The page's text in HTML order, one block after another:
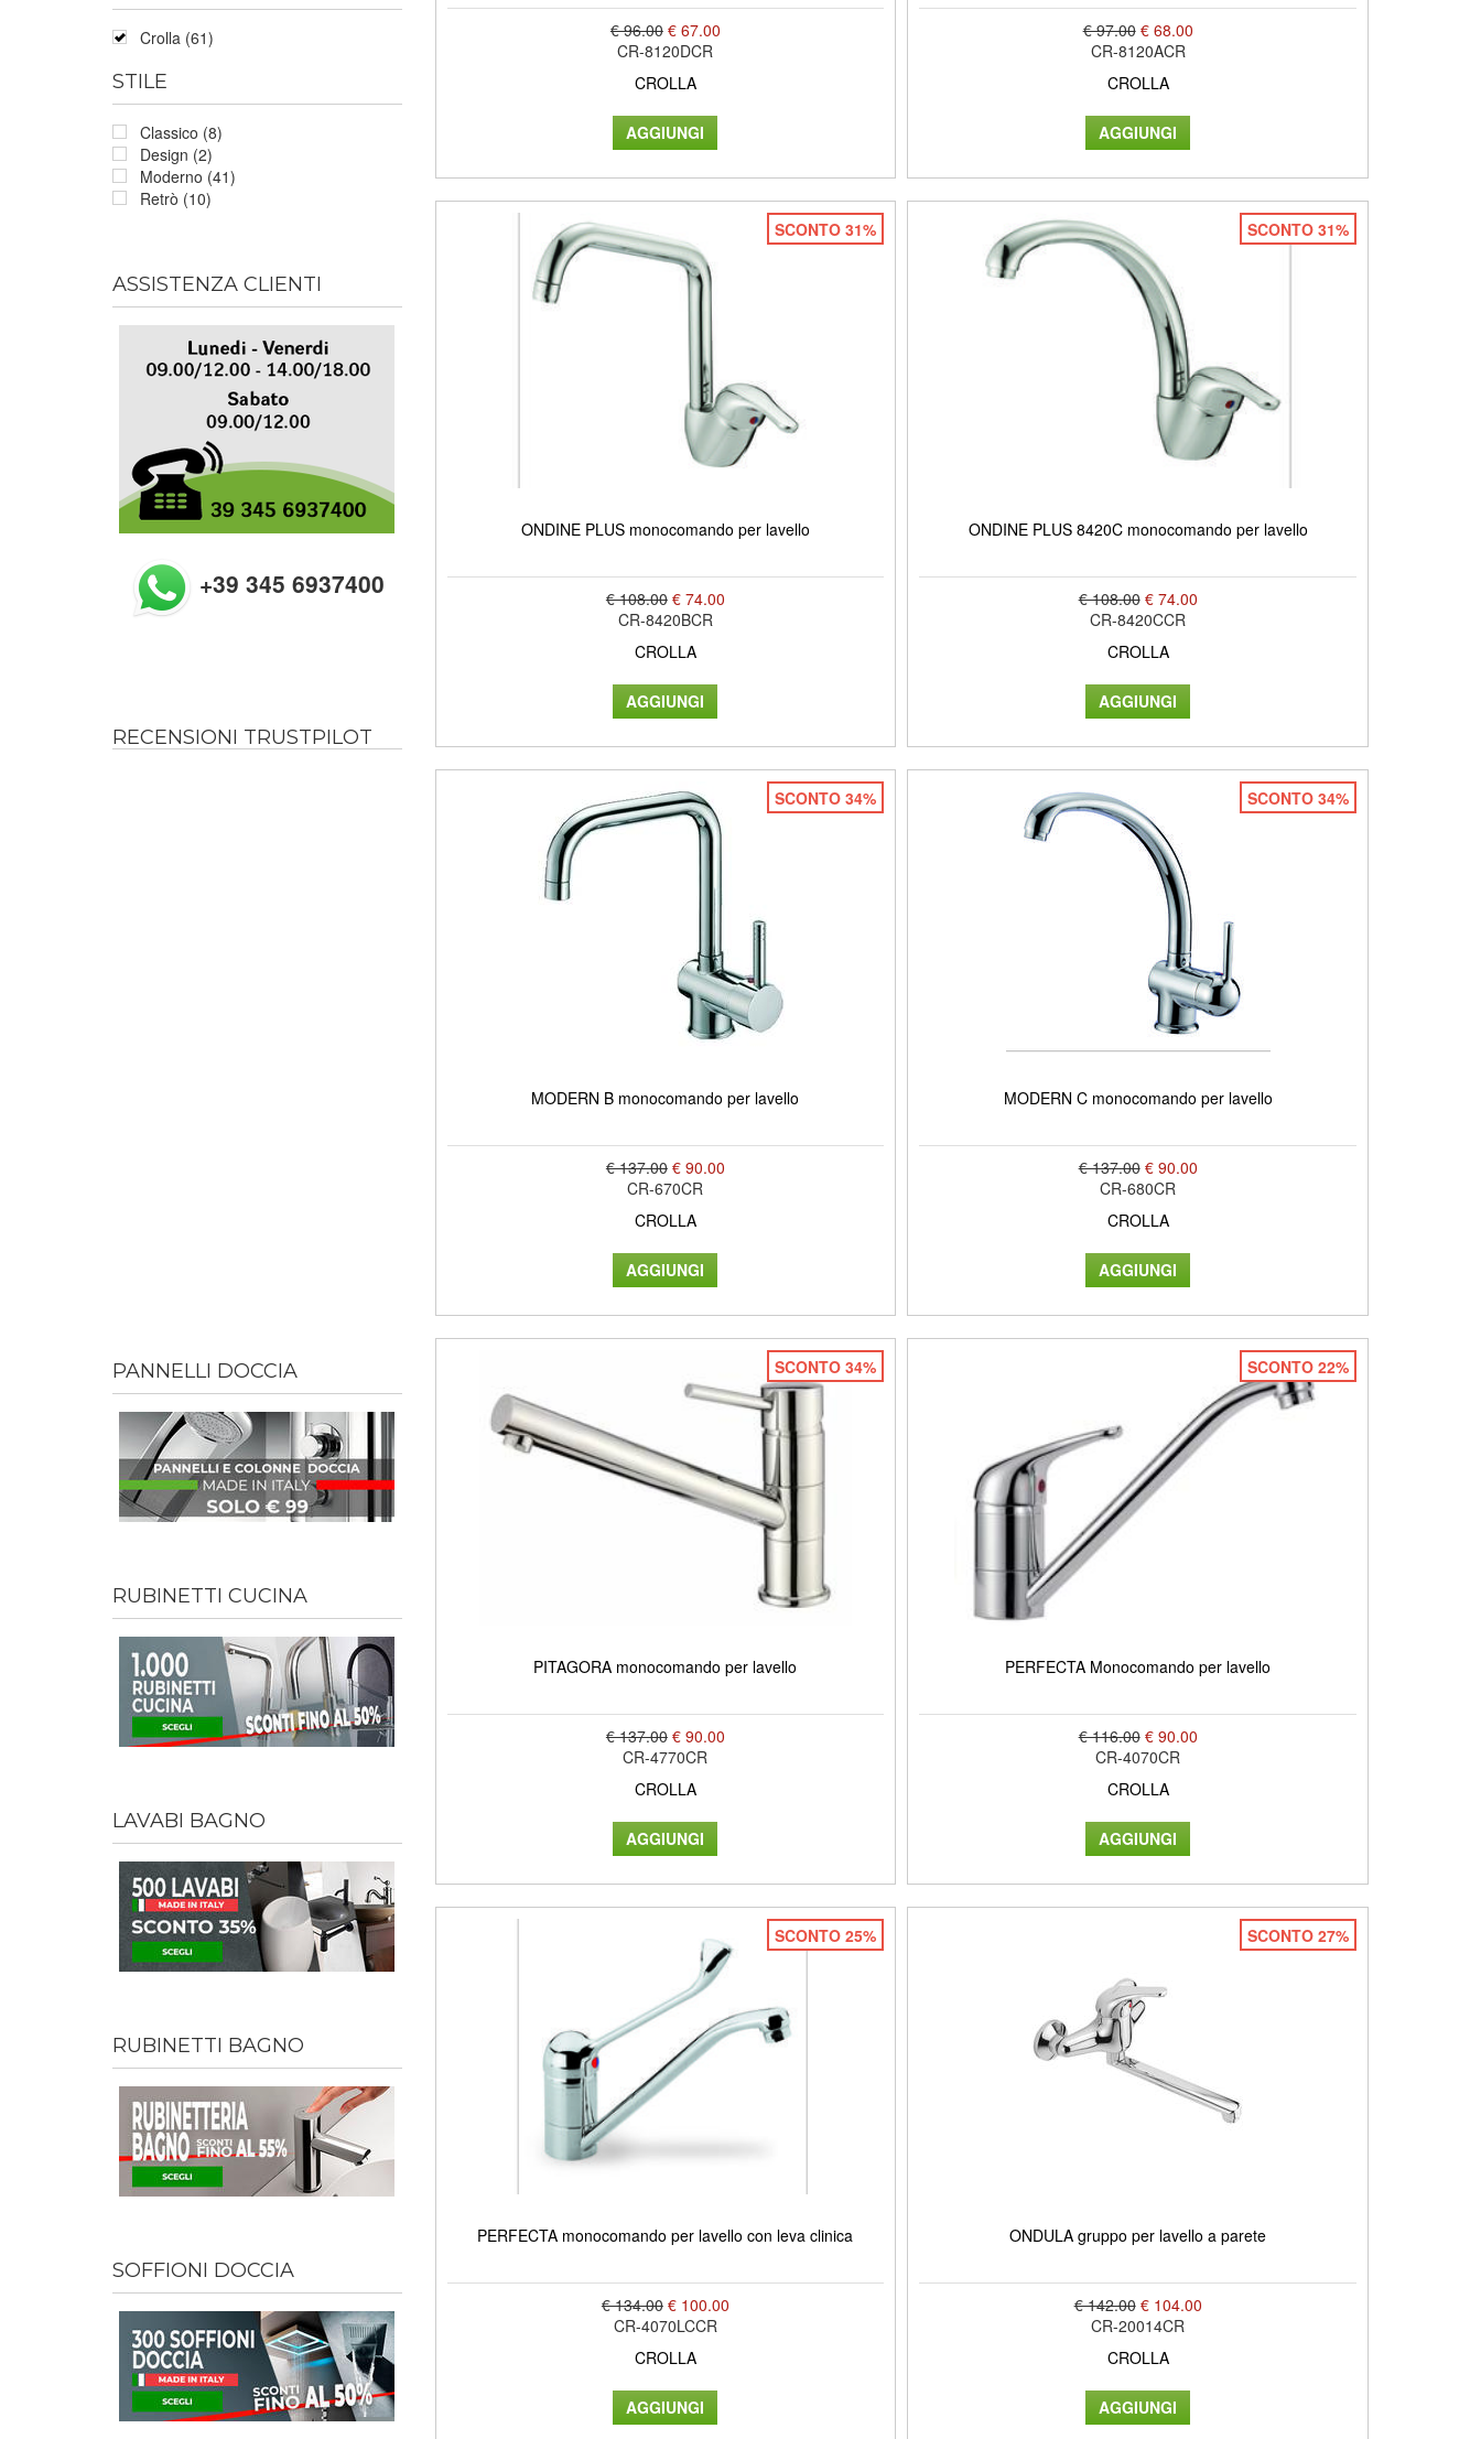
Crolla (61)
STILE
Classico (8)
Design (2)
Moderno (41)
Retrò (10)
ASSISTENZA CLIENTI
+39 345 6937400
RECENSIONI TRUSTPILOT
PANNELLI DOCCIA
RUBINETTI CUCINA
LAVABI BAGNO
RUBINETTI BAGNO
SOFFIONI DOCCIA
€ 96.00 € 67.00
CR-8120DCR
CROLLA
€ 97.00 € 68.00
CR-8120ACR
CROLLA
SCONTO 31%
ONDINE PLUS monocomando per lavello
€ 108.00 € 74.00
CR-8420BCR
CROLLA
SCONTO 31%
ONDINE PLUS 8420C monocomando per lavello
€ 108.00 € 74.00
CR-8420CCR
CROLLA
SCONTO 34%
MODERN B monocomando per lavello
€ 137.00 € 90.00
CR-670CR
CROLLA
SCONTO 34%
MODERN C monocomando per lavello
€ 137.00 € 90.00
CR-680CR
CROLLA
SCONTO 34%
PITAGORA monocomando per lavello
€ 137.00 € 90.00
CR-4770CR
CROLLA
SCONTO 22%
PERFECTA Monocomando per lavello
€ 116.00 € 90.00
CR-4070CR
CROLLA
SCONTO 25%
PERFECTA monocomando per lavello con leva clinica
€ 134.00 € 100.00
CR-4070LCCR
CROLLA
SCONTO 27%
ONDULA gruppo per lavello a parete
€ 142.00 € 104.00
CR-20014CR
CROLLA